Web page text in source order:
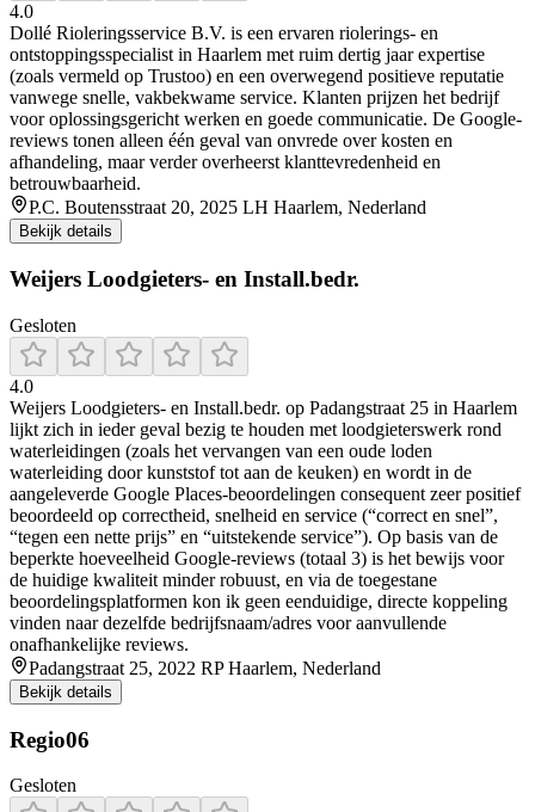
4.0
Dollé Rioleringsservice B.V. is een ervaren riolerings- en
ontstoppingsspecialist in Haarlem met ruim dertig jaar expertise
(zoals vermeld op Trustoo) en een overwegend positieve reputatie
vanwege snelle, vakbekwame service. Klanten prijzen het bedrijf
voor oplossingsgericht werken en goede communicatie. De Google-
reviews tonen alleen één geval van onvrede over kosten en
afhandeling, maar verder overheerst klanttevredenheid en
betrouwbaarheid.
P.C. Boutensstraat 20, 2025 LH Haarlem, Nederland
Bekijk details
Weijers Loodgieters- en Install.bedr.
Gesloten
4.0
Weijers Loodgieters- en Install.bedr. op Padangstraat 25 in Haarlem
lijkt zich in ieder geval bezig te houden met loodgieterswerk rond
waterleidingen (zoals het vervangen van een oude loden
waterleiding door kunststof tot aan de keuken) en wordt in de
aangeleverde Google Places-beoordelingen consequent zeer positief
beoordeeld op correctheid, snelheid en service (“correct en snel”,
“tegen een nette prijs” en “uitstekende service”). Op basis van de
beperkte hoeveelheid Google-reviews (totaal 3) is het bewijs voor
de huidige kwaliteit minder robuust, en via de toegestane
beoordelingsplatformen kon ik geen eenduidige, directe koppeling
vinden naar dezelfde bedrijfsnaam/adres voor aanvullende
onafhankelijke reviews.
Padangstraat 25, 2022 RP Haarlem, Nederland
Bekijk details
Regio06
Gesloten